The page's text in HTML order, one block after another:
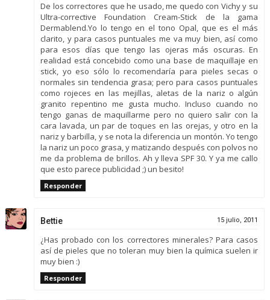
De los correctores que he usado, me quedo con Vichy y su
Ultra-corrective Foundation Cream-Stick de la gama
Dermablend.Yo lo tengo en el tono Opal, que es el más
clarito, y para casos puntuales me va muy bien, así como
para esos días que tengo las ojeras más oscuras. En
realidad está concebido como una base de maquillaje en
stick, yo eso sólo lo recomendaría para pieles secas o
normales sin tendencia grasa; pero para casos puntuales
como rojeces en las mejillas, aletas de la nariz o algún
granito repentino me gusta mucho. Incluso cuando no
tengo ganas de maquillarme pero no quiero salir con la
cara lavada, un par de toques en las orejas, y otro en la
nariz y barbilla, y se nota la diferencia un montón. Yo tengo
la nariz un poco grasa, y matizando después con polvos no
me da problema de brillos. Ah y lleva SPF 30. Y ya me callo
que esto parece publicidad ;) un besito!
Responder
Bettie 15 julio, 2011
¿Has probado con los correctores minerales? Para casos
así de pieles que no toleran muy bien la química suelen ir
muy bien :)
Responder